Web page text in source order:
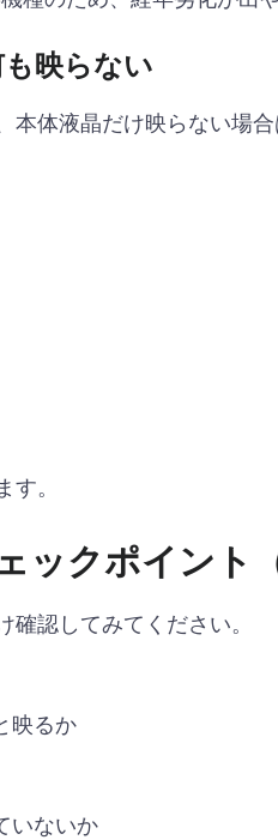
映らない
体液晶だけ映らない場合
。
ックポイント
認してみてください。
映るか
いないか